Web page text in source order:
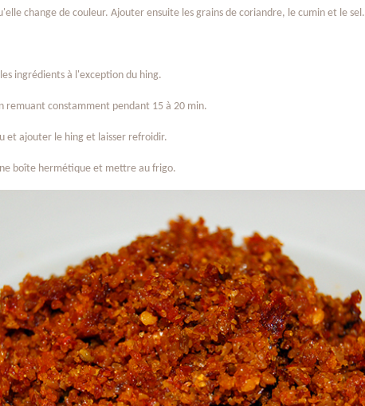
change de couleur. Ajouter ensuite les grains de coriandre, le cumin et le sel.
ingrédients à l'exception du hing.
remuant constamment pendant 15 à 20 min.
et ajouter le hing et laisser refroidir.
boîte hermétique et mettre au frigo.